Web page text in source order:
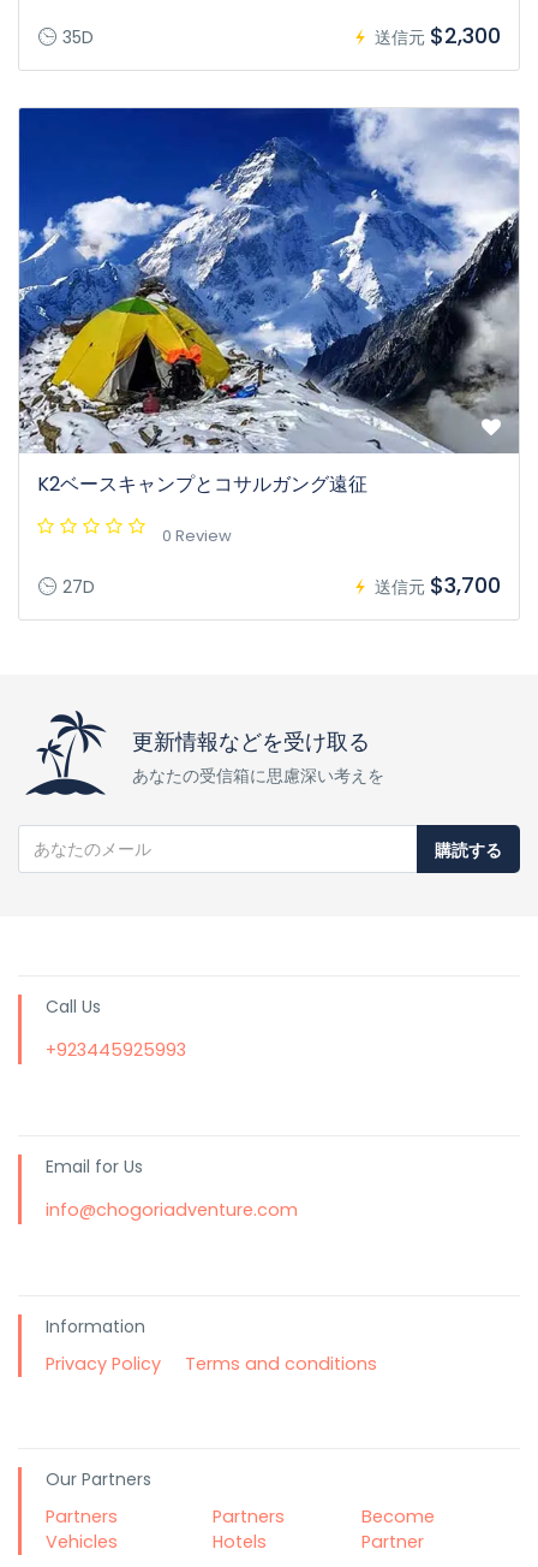
35D 送信元 $2,300
K2ベースキャンプとコサルガング遠征
0 Review
27D 送信元 $3,700
更新情報などを受け取る
あなたの受信箱に思慮深い考えを
購読する
Call Us
+923445925993
Email for Us
info@chogoriadventure.com
Information
Privacy Policy
Terms and conditions
Our Partners
Partners
Vehicles
Partners
Hotels
Become
Partner